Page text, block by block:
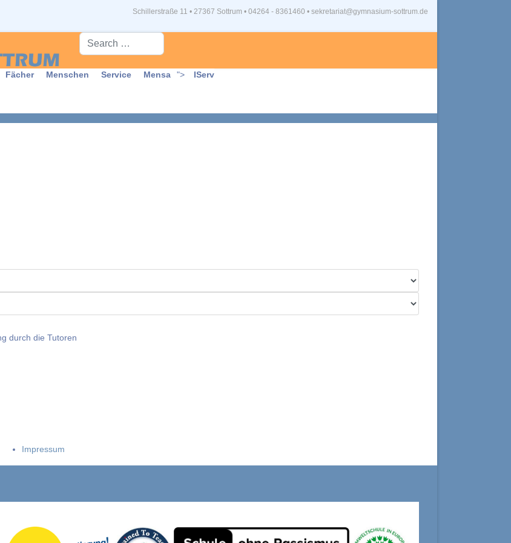
Schillerstraße 11 • 27367 Sottrum • 04264 - 8361460 • sekretariat@gymnasium-sottrum.de
Suche...
Fächer Menschen Service Mensa "> IServ
durch die Tutoren
Impressum